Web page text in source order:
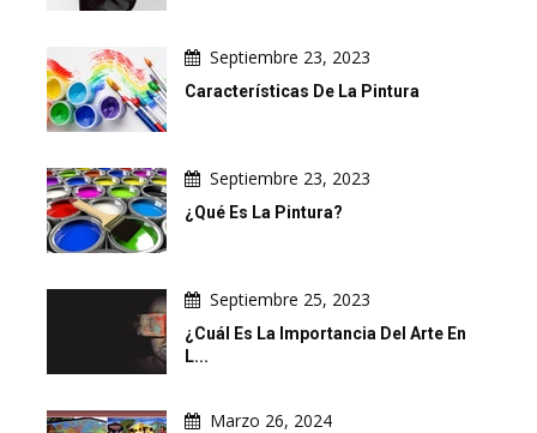
Septiembre 23, 2023
Características De La Pintura
Septiembre 23, 2023
¿Qué Es La Pintura?
Septiembre 25, 2023
¿Cuál Es La Importancia Del Arte En
L...
Marzo 26, 2024